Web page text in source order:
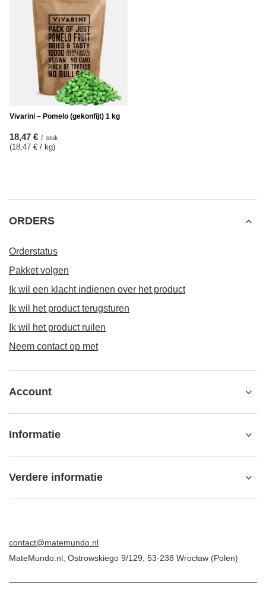
Vivarini – Pomelo (gekonfijt) 1 kg
18,47 € / stuk
(18,47 € / kg)
ORDERS
Orderstatus
Pakket volgen
Ik wil een klacht indienen over het product
Ik wil het product terugsturen
Ik wil het product ruilen
Neem contact op met
Account
Informatie
Verdere informatie
contact@matemundo.nl
MateMundo.nl Ostrowskiego 9/129 53-238 Wrocław (Polen)